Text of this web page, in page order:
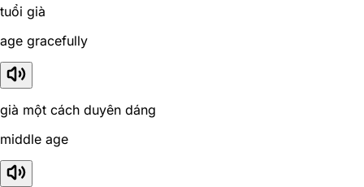
tuổi già
age gracefully
già một cách duyên dáng
middle age